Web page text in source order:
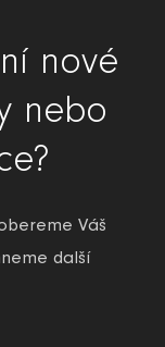
nové
nebo
Váš
další